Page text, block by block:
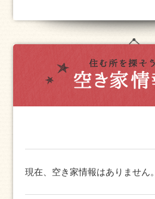
現在、空き家情報はありません。